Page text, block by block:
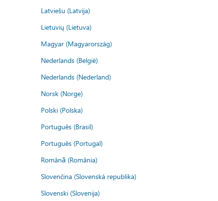
Latviešu (Latvija)
Lietuvių (Lietuva)
Magyar (Magyarország)
Nederlands (België)
Nederlands (Nederland)
Norsk (Norge)
Polski (Polska)
Português (Brasil)
Português (Portugal)
Română (România)
Slovenčina (Slovenská republika)
Slovenski (Slovenija)